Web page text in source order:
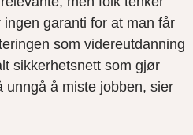
garanti for at man får
som videreutdanning
sikkerhetsnett som gjør
unngå å miste jobben, sier